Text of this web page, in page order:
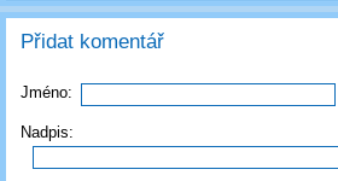
Přidat komentář
Jméno:
Nadpis: